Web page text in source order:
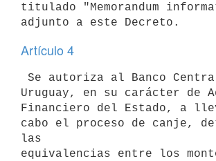
titulado "Memorandum
Artículo 4
Uruguay, en su carácter de
Financiero del Estado, a
cabo el proceso de canje,
las
equivalencias entre los